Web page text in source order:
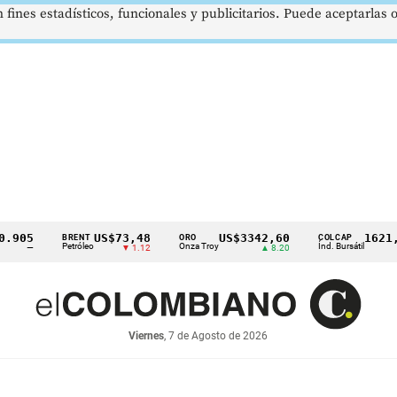
BRENT
Petróleo
US$73,48
▼ 1.12 Onza Troy
US$3342,60
▲ 8.20
COLCAP
Índ. Bursátil
1621,34
Viernes, 7 de Agosto de 2026
estadísticos, funcionales y publicitarios. Puede aceptarlas